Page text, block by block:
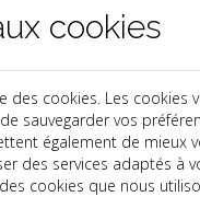
cookies
des cookies. Les cookies
sauvegarder vos
également de mieux
des services adaptés à
cookies que nous